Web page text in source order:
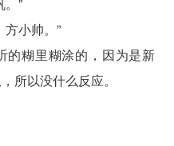
小帅。”
的糊里糊涂的，因为是新
所以没什么反应。